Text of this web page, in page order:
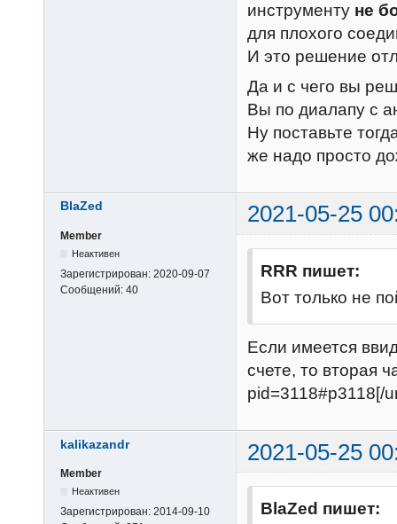
инструменту не
для плохого
И это решение
Да и с чего вы
Вы по диалапу с
Ну поставьте
же надо просто
BlaZed 2021-05-25
Member
Неактивен
Зарегистрирован: 2020-09-07
Сообщений: 40
RRR пишет:
Вот только не
Если имеется
счете, то вторая
pid=3118#p3118[/
kalikazandr 2021-05-25
Member
Неактивен
Зарегистрирован: 2014-09-10
BlaZed пишет: